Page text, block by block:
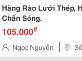
Hàng Rào Lưới Thép,
Chấn Sóng.
105.000₫
Ngọc Nguyễn